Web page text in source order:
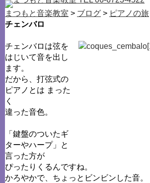
まつもと音楽教室 > ブログ > ピアノの旅
チェンバロ
チェンバロは弦を
はじいて音を出し
ます。
だから、打弦式の
ピアノとは まった
く
違った音色。
「鍵盤のついたギ
ターやハープ」と
言った方が
ぴったりくるんですね。
かろやかで、ちょっとビンビンした音。